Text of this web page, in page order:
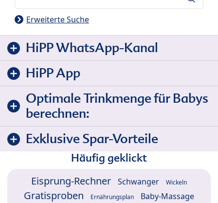
Erweiterte Suche
HiPP WhatsApp-Kanal
HiPP App
Optimale Trinkmenge für Babys
berechnen:
Exklusive Spar-Vorteile
Häufig geklickt
Eisprung-Rechner Schwanger Wickeln
Gratisproben Ernährungsplan Baby-Massage